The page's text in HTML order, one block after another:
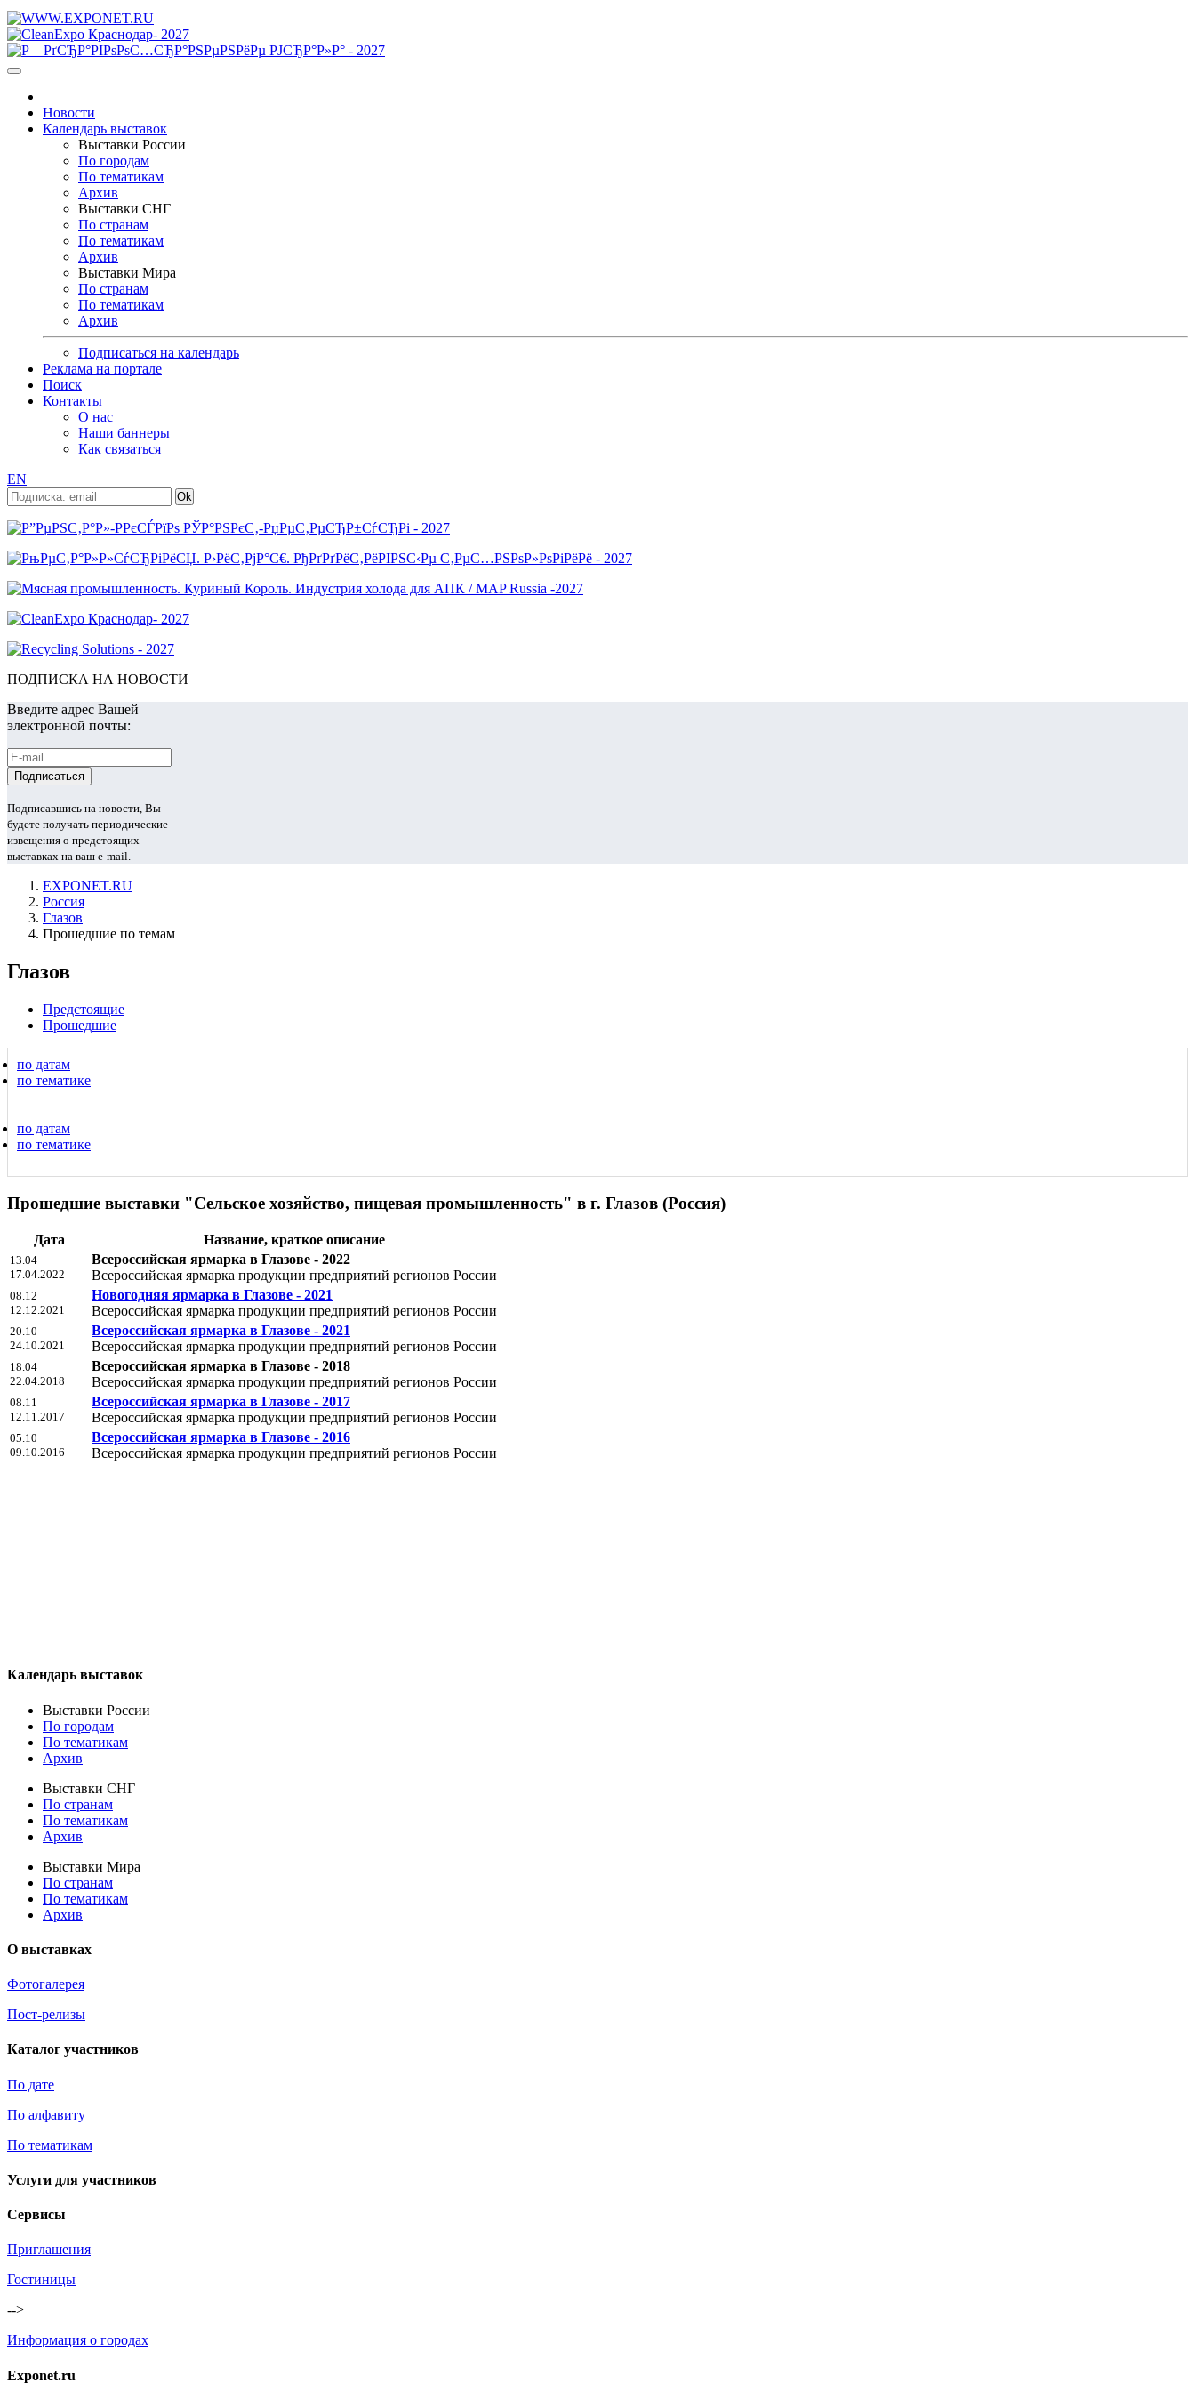
Новости
Календарь выставок
Выставки России
По городам
По тематикам
Архив
Выставки СНГ
По странам
По тематикам
Архив
Выставки Мира
По странам
По тематикам
Архив
Подписаться на календарь
Реклама на портале
Поиск
Контакты
О нас
Наши баннеры
Как связаться
EN
ПОДПИСКА НА НОВОСТИ
Введите адрес Вашей
электронной почты:
Подписавшись на новости, Вы
будете получать периодические
извещения о предстоящих
выставках на ваш e-mail.
EXPONET.RU
Россия
Глазов
Прошедшие по темам
Глазов
Предстоящие
Прошедшие
по датам
по тематике
по датам
по тематике
Прошедшие выставки "Сельское хозяйство, пищевая промышленность" в г. Глазов (Россия)
Дата Название, краткое описание
13.04
17.04.2022
Всероссийская ярмарка в Глазове - 2022
Всероссийская ярмарка продукции предприятий регионов России
08.12
12.12.2021
Новогодняя ярмарка в Глазове - 2021
Всероссийская ярмарка продукции предприятий регионов России
20.10
24.10.2021
Всероссийская ярмарка в Глазове - 2021
Всероссийская ярмарка продукции предприятий регионов России
18.04
22.04.2018
Всероссийская ярмарка в Глазове - 2018
Всероссийская ярмарка продукции предприятий регионов России
08.11
12.11.2017
Всероссийская ярмарка в Глазове - 2017
Всероссийская ярмарка продукции предприятий регионов России
05.10
09.10.2016
Всероссийская ярмарка в Глазове - 2016
Всероссийская ярмарка продукции предприятий регионов России
Календарь выставок
Выставки России
По городам
По тематикам
Архив
Выставки СНГ
По странам
По тематикам
Архив
Выставки Мира
По странам
По тематикам
Архив
О выставках
Фотогалерея
Пост-релизы
Каталог участников
По дате
По алфавиту
По тематикам
Услуги для участников
Сервисы
Приглашения
Гостиницы
-->
Информация о городах
Exponet.ru